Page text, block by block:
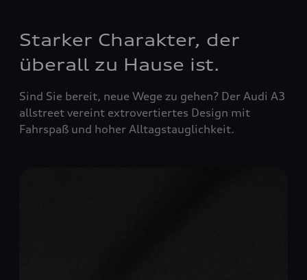
Starker Charakter, der
überall zu Hause ist.
Sind Sie bereit, neue Wege zu gehen? Der Audi A3
allstreet vereint extrovertiertes Design mit
Fahrspaß und hoher Alltagstauglichkeit.